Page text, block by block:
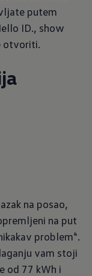
putem
ID., show
otvoriti.
na posao,
na put
problem⁴.
vam stoji
od 77 kWh i